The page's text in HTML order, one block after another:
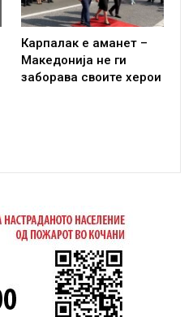
Карпалак е аманет –
Македонија не ги
заборава своите херои